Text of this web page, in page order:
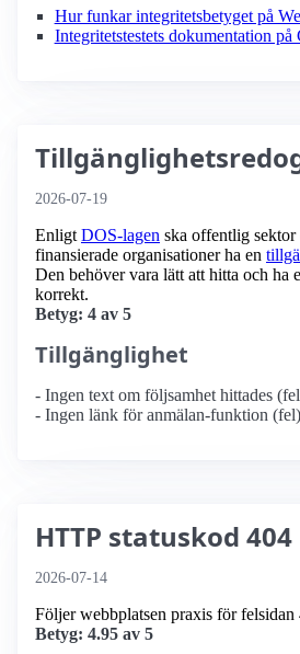
Hur funkar integritetsbetyget på
Integritetstestets dokumentation på
2026-07-19
Enligt DOS-lagen ska offentlig
finansierade organisationer ha en
Den behöver vara lätt att hitta och ha
korrekt.
Betyg: 4 av 5
Tillgänglighet
- Ingen text om följsamhet hittades
- Ingen länk för anmälan-funktion (fel)
HTTP statuskod 404
2026-07-14
Följer webbplatsen praxis för felsidan
Betyg: 4.95 av 5